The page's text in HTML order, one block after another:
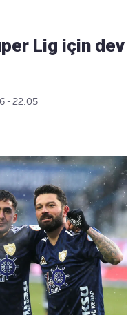
Lig için dev
- 22:05